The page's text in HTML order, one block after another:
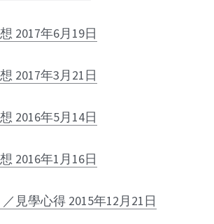
2017年6月19日
2017年3月21日
2016年5月14日
2016年1月16日
見學心得 2015年12月21日